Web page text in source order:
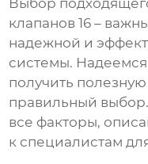
Выбор
клапанов 16 –
надежной и
системы. Надеемся,
получить
правильный
все факторы,
к специалистам